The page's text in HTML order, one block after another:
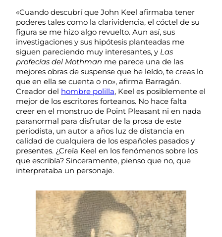
«Cuando descubrí que John Keel afirmaba tener
poderes tales como la clarividencia, el cóctel de su
figura se me hizo algo revuelto. Aun así, sus
investigaciones y sus hipótesis planteadas me
siguen pareciendo muy interesantes, y Las
profecías del Mothman me parece una de las
mejores obras de suspense que he leído, te creas lo
que en ella se cuenta o no», afirma Barragán.
Creador del hombre polilla, Keel es posiblemente el
mejor de los escritores forteanos. No hace falta
creer en el monstruo de Point Pleasant ni en nada
paranormal para disfrutar de la prosa de este
periodista, un autor a años luz de distancia en
calidad de cualquiera de los españoles pasados y
presentes. ¿Creía Keel en los fenómenos sobre los
que escribía? Sinceramente, pienso que no, que
interpretaba un personaje.